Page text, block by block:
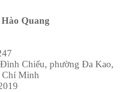
Quang
Chiểu, phường Đa Kao,
Chí Minh